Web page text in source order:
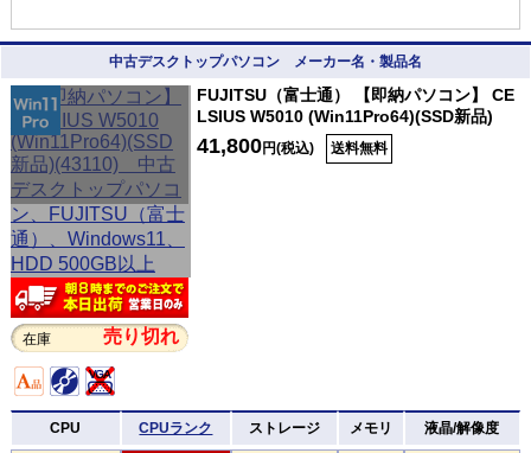
中古デスクトップパソコン メーカー名・製品名
在庫 売り切れ
FUJITSU（富士通） 【即納パソコン】 CE
LSIUS W5010 (Win11Pro64)(SSD新品)
41,800円(税込) 送料無料
CPU CPUランク ストレージ メモリ 液晶/解像度